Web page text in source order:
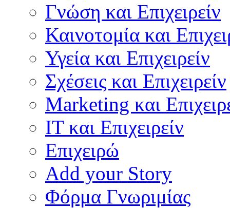
Γνώση και Επιχειρείν
Καινοτομία και
Υγεία και Επιχειρείν
Σχέσεις και Επιχειρείν
Marketing και
IT και Επιχειρείν
Επιχειρώ
Add your Story
Φόρμα Γνωριμίας